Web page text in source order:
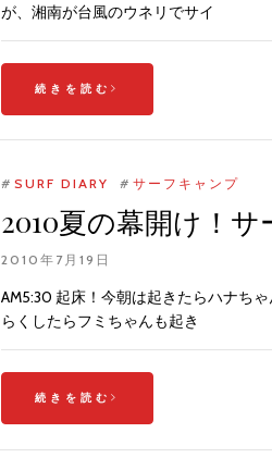
が、湘南が台風のウネリでサイ
続きを読む
# SURF DIARY # サーフキャンプ
2010夏の幕開け！
2010年7月19日
AM5:30 起床！今朝は起きたらハナち
らくしたらフミちゃんも起き
続きを読む